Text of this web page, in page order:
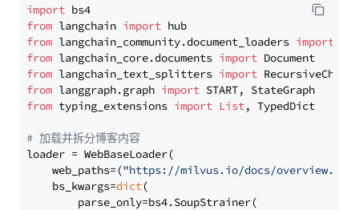
import
from langchain import
from langchain_community.document_loaders import
from langchain_core.documents import
from langchain_text_splitters import
from langgraph.graph import
from typing_extensions import List, TypedDict
# 加载并拆分博客内容
loader = WebBaseLoader(
    web_paths=(
"https://milvus.io/docs/overview.md"
    bs_kwargs=
dict(
        parse_only=bs4.SoupStrainer(